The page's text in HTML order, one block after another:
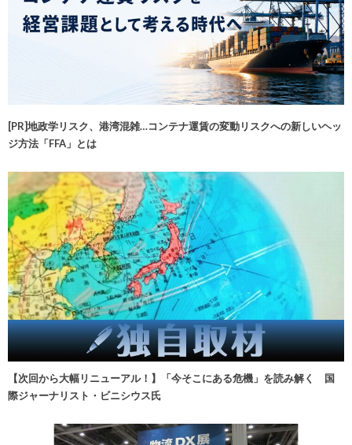
[PR]地政学リスク、港湾混雑…コンテナ運賃の変動リスクへの新しいヘッ
ジ方法「FFA」とは
【次回から大幅リニューアル！】「今そこにある危機」を読み解く 国
際ジャーナリスト・ビニシウス氏